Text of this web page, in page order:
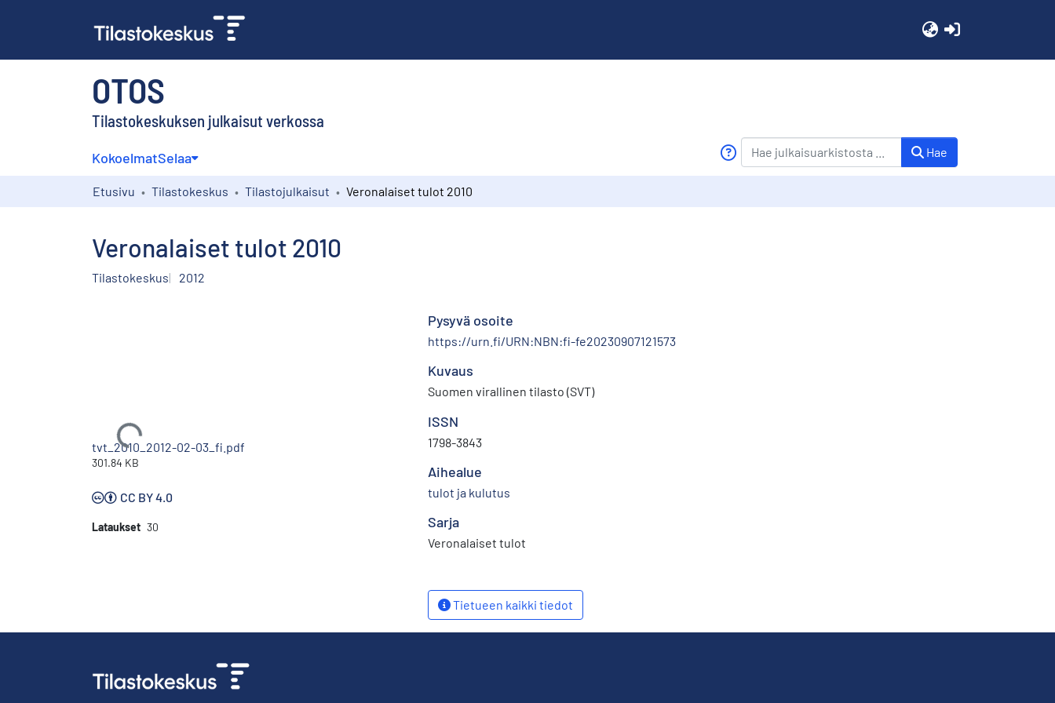
OTOS
Tilastokeskuksen julkaisut verkossa
KokoelmatSelaa Hae
Etusivu Tilastokeskus Tilastojulkaisut Veronalaiset tulot 2010
Veronalaiset tulot 2010
Tilastokeskus 2012
Ladataan...
tvt_2010_2012-02-03_fi.pdf
301.84 KB
CC BY 4.0
Lataukset 30
Pysyvä osoite
https://urn.fi/URN:NBN:fi-fe20230907121573
Kuvaus
Suomen virallinen tilasto (SVT)
ISSN
1798-3843
Aihealue
tulot ja kulutus
Sarja
Veronalaiset tulot
Tietueen kaikki tiedot